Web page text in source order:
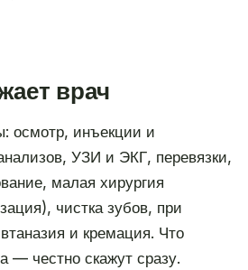
врач
осмотр, инъекции и
УЗИ и ЭКГ, перевязки,
малая хирургия
чистка зубов, при
и кремация. Что
— честно скажут сразу.